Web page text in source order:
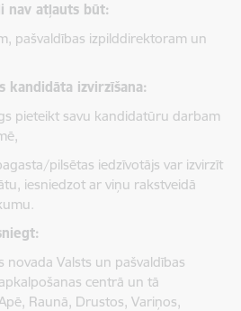
nav atļauts būt:
pašvaldības izpilddirektoram un
kandidāta izvirzīšana:
pieteikt savu kandidatūru darbam
pilsētas iedzīvotājs var izvirzīt
iesniedzot ar viņu rakstveidā
novada Valsts un pašvaldības
centrā un tā
Raunā, Drustos, Variņos,